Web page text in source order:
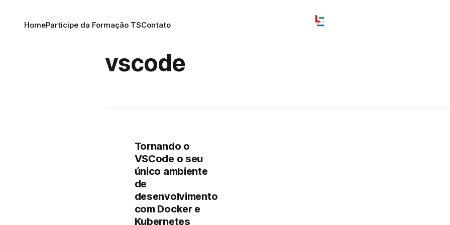
HomeParticipe da Formação TSContato
vscode
Tornando o
VSCode o seu
único ambiente
de
desenvolvimento
com Docker e
Kubernetes